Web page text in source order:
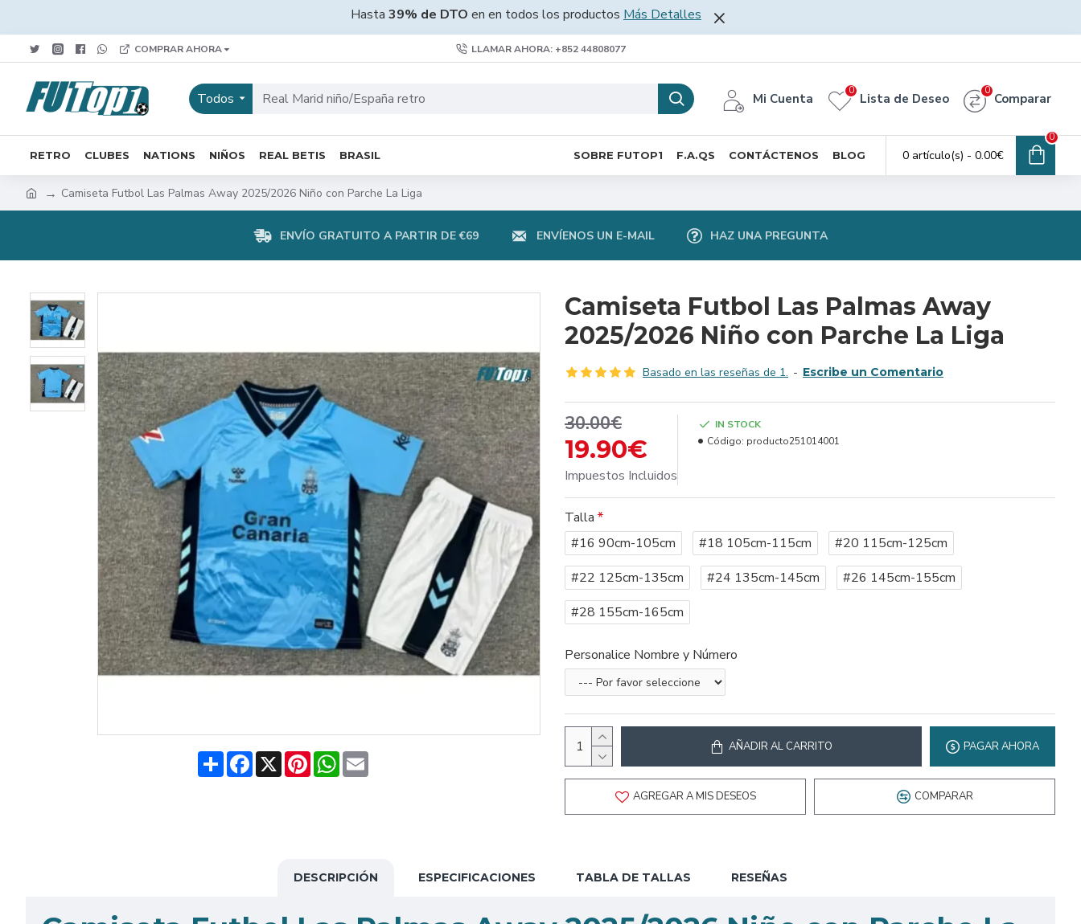
Hasta 39% de DTO en en todos los productos Más Detalles
COMPRAR AHORA LLAMAR AHORA: +852 44808077
Todos Mi Cuenta Lista de Deseo
0
Comparar
0
RETRO CLUBES NATIONS NIÑOS REAL BETIS BRASIL SOBRE FUTOP1 F.A.QS CONTÁCTENOS BLOG 0 artículo(s) - 0.00€
0
Camiseta Futbol Las Palmas Away 2025/2026 Niño con Parche La Liga
ENVÍO GRATUITO A PARTIR DE €69 ENVÍENOS UN E-MAIL HAZ UNA PREGUNTA
ShareFacebook
X PinterestWhatsApp
Email
Camiseta Futbol Las Palmas Away
2025/2026 Niño con Parche La Liga
Basado en las reseñas de 1. - Escribe un Comentario
19.90€
30.00€
Impuestos Incluidos
IN STOCK
Código: producto251014001
Talla
#16 90cm-105cm
#18 105cm-115cm
#20 115cm-125cm
#22 125cm-135cm
#24 135cm-145cm
#26 145cm-155cm
#28 155cm-165cm
Personalice Nombre y Número
AÑADIR AL CARRITO PAGAR AHORA
AGREGAR A MIS DESEOS COMPARAR
DESCRIPCIÓN ESPECIFICACIONES TABLA DE TALLAS RESEÑAS